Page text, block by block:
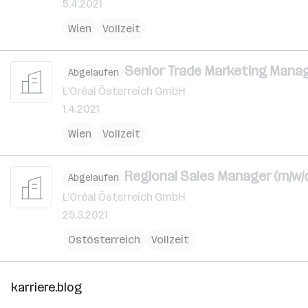
5.4.2021
Wien
Vollzeit
Abgelaufen Senior Trade Marketing
L'Oréal Österreich GmbH
1.4.2021
Wien
Vollzeit
Abgelaufen Regional Sales Manager (m/w/
L'Oréal Österreich GmbH
29.3.2021
Ostösterreich
Vollzeit
karriere.blog